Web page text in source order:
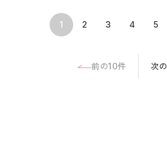
1 2 3 4 5
前の10件 次